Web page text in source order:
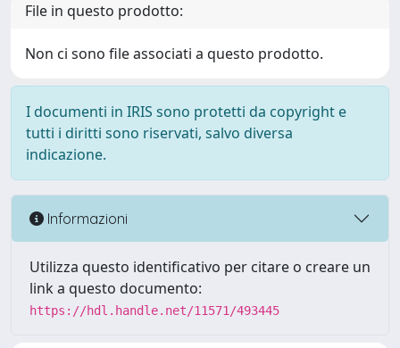
File in questo prodotto:
Non ci sono file associati a questo prodotto.
I documenti in IRIS sono protetti da copyright e
tutti i diritti sono riservati, salvo diversa
indicazione.
Informazioni
Utilizza questo identificativo per citare o creare un
link a questo documento:
https://hdl.handle.net/11571/493445